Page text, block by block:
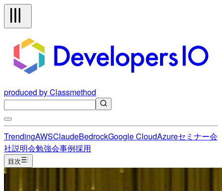
produced by Classmethod
TrendingAWSClaudeBedrockGoogle CloudAzureセミナー会
社説明会勉強会事例採用
目次